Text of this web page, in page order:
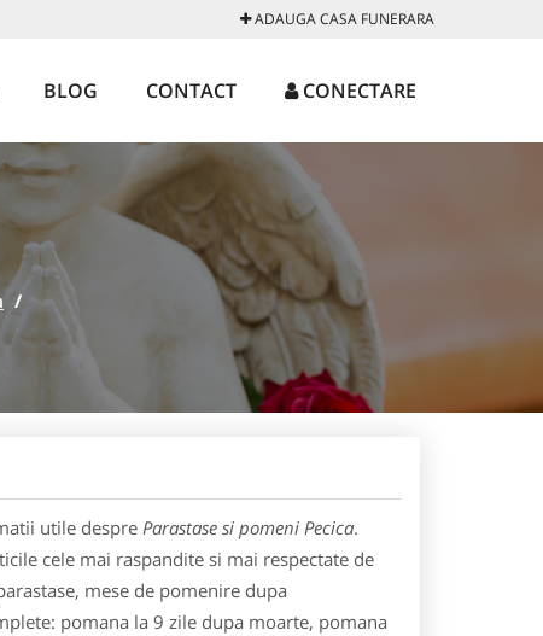
ADAUGA CASA FUNERARA
BLOG CONTACT CONECTARE
/
utile despre Parastase si pomeni Pecica.
cele mai raspandite si mai respectate de
mese de pomenire dupa
pomana la 9 zile dupa moarte, pomana